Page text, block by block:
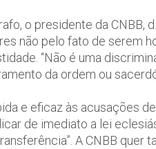
o presidente da CNBB,
não pelo fato de serem
“Não é uma
da ordem ou
e eficaz às acusações
de imediato a lei
A CNBB quer